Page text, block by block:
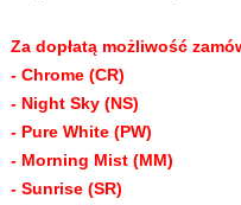
Za dopłatą możliwość
- Chrome (CR)
- Night Sky (NS)
- Pure White (PW)
- Morning Mist (MM)
- Sunrise (SR)